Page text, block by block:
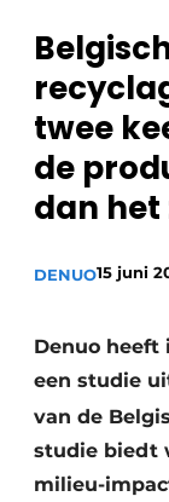
Vacature
Vacatures
Video’s
Safety First
Kranen
Persen
twee
de
dan
DENUO15 juni
Denuo
een studie
van de
studie biedt
milieu-